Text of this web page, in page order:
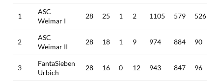
1
ASC
Weimar I
28 25 1 2 1105 579 526
2
ASC
Weimar II
28 18 1 9 974 884 90
3
FantaSieben
Urbich
28 16 0 12 943 847 96